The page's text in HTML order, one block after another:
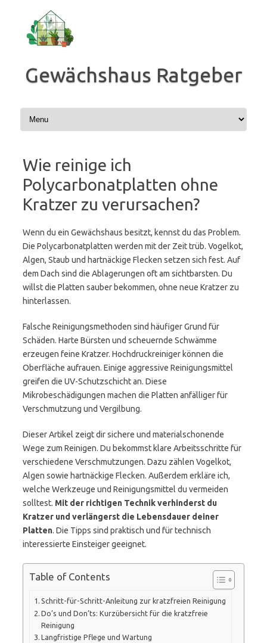
springen
Gewächshaus Ratgeber
Wie reinige ich
Polycarbonatplatten ohne
Kratzer zu verursachen?
Wenn du ein Gewächshaus besitzt, kennst du das Problem.
Die Polycarbonatplatten werden mit der Zeit trüb. Vogelkot,
Algen, Staub und hartnäckige Flecken setzen sich fest. Auf
dem Dach sind die Ablagerungen oft am sichtbarsten. Du
willst die Platten sauber bekommen, ohne neue Kratzer zu
hinterlassen.
Falsche Reinigungsmethoden sind häufiger Grund für
Schäden. Harte Bürsten und scheuernde Schwämme
erzeugen feine Kratzer. Hochdruckreiniger können die
Oberfläche aufrauen. Einige aggressive Reinigungsmittel
greifen die UV-Schutzschicht an. Diese
Mikrobeschädigungen machen die Platten anfälliger für
Verschmutzung und Vergilbung.
Dieser Artikel zeigt dir sichere und materialschonende
Wege zum Reinigen. Du bekommst klare Arbeitsschritte für
verschiedene Verschmutzungen. Dazu zählen Vogelkot,
Algen sowie hartnäckige Flecken. Außerdem erkläre ich,
welche Werkzeuge und Reinigungsmittel du vermeiden
solltest. Mit der richtigen Technik verhinderst du
Kratzer und verlängerst die Lebensdauer deiner
Platten. Die Tipps sind praktisch und für technisch
interessierte Einsteiger geeignet.
Table of Contents
Schritt-für-Schritt-Anleitung zur kratzfreien Reinigung
Do’s und Don’ts: Kurzübersicht für die kratzfreie
Reinigung
Langfristige Pflege und Wartung